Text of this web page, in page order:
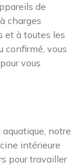
de
charges
et à toutes les
confirmé, vous
vous
notre
intérieure
pour travailler